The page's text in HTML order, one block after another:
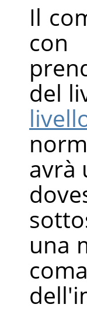
Il
con
del
avrà
una